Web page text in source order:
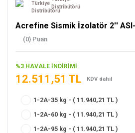
Distribütörü
Acrefine Sismik İzolatör 2''
(0) Puan
%3 HAVALE İNDİRİMİ
12.511,51 TL KDV dahil
1-2A-35 kg - ( 11.940,21 TL )
1-2A-60 kg - ( 11.940,21 TL )
1-2A-95 kg - ( 11.940,21 TL )